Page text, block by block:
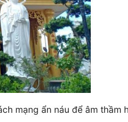
mạng ẩn náu để âm thầm